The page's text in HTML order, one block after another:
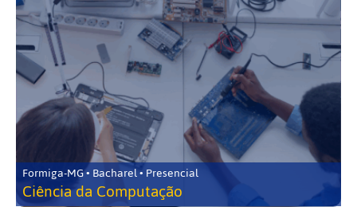
Formiga-MG • Bacharel • Presencial
Ciência da Computação